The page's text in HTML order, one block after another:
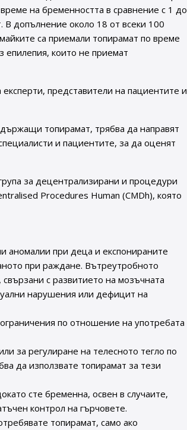
на бременността в сравнение с 1 до
В допълнение около 18 от всеки 100
са приемали топирамат по време
епилепия, които не приемат
представители на пациентите и
топирамат, трябва да направят
и пациентите, за да оценят
за децентрализирани и процедури
Procedures Human (CMDh), която
аномалии при деца и експонираните
при раждане. Вътреутробното
с развитието на мозъчната
нарушения или дефицит на
по отношение на употребата
за регулиране на телесното тегло по
да използвате топирамат за тези
сте бременна, освен в случаите,
контрол на гърчовете.
топирамат, само ако